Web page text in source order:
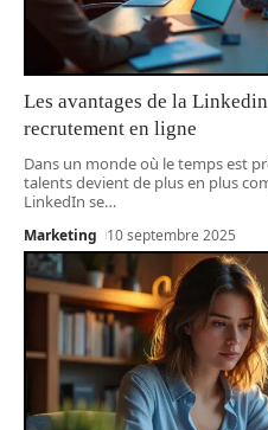
Les avantages de la
recrutement en ligne
Dans un monde où le temps est
talents devient de plus en plus
LinkedIn se…
Marketing 10 septembre 2025